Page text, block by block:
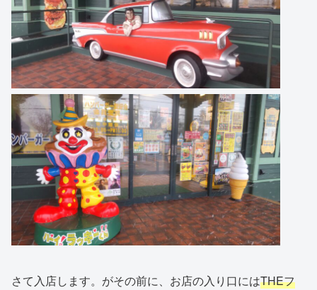
さて入店します。がその前に、お店の入り口にはTHEフ